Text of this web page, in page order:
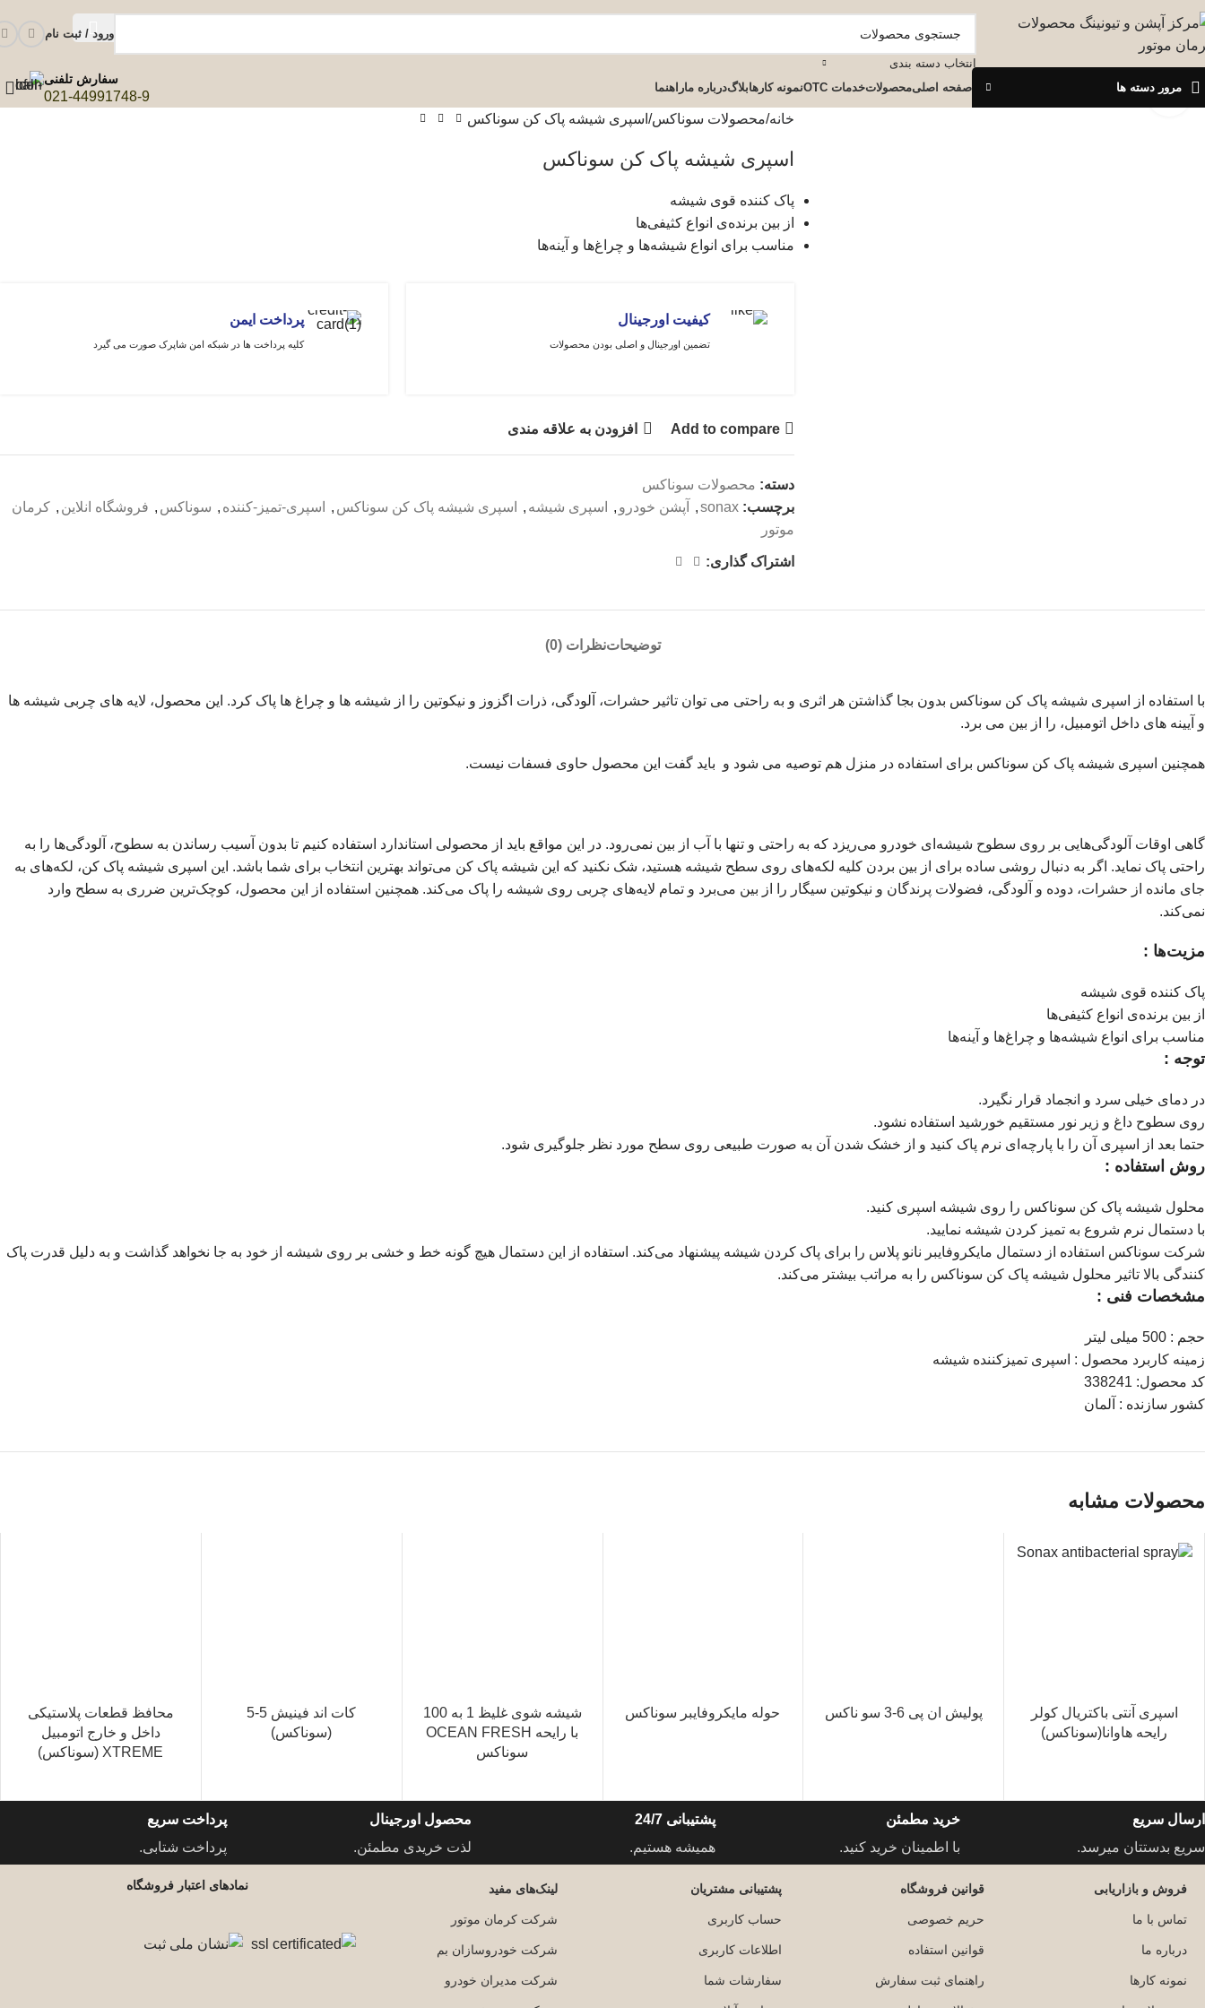
انتخاب دسته بندی
ورود / ثبت نام
مرور دسته ها صفحه اصلیمحصولاتخدمات OTC نمونه کارهابلاگدرباره ماراهنما
سفارش تلفنی
021-44991748-9 برای بزرگنمایی کلیک کنید
خانه محصولات سوناکس اسپری شیشه پاک کن سوناکس
اسپری شیشه پاک کن سوناکس
پاک کننده قوی شیشه
از بین برنده‌ی انواع کثیفی‌ها
مناسب برای انواع شیشه‌ها و چراغ‌ها و آینه‌ها
کیفیت اورجینال
تضمین اورجینال و اصلی بودن محصولات
پرداخت ایمن
کلیه پرداخت ها در شبکه امن شاپرک صورت می گیرد
Add to compare افزودن به علاقه مندی
دسته: محصولات سوناکس
برچسب: sonax
, آپشن خودرو , اسپری شیشه , اسپری شیشه پاک کن سوناکس , اسپری-تمیز-کننده , سوناکس , فروشگاه انلاین , کرمان
موتور
اشتراک گذاری:
توضیحاتنظرات (0)
با استفاده از اسپری شیشه پاک کن سوناکس بدون بجا گذاشتن هر اثری و به راحتی می توان تاثیر حشرات، آلودگی، ذرات اگزوز و نیکوتین را از شیشه ها و چراغ ها پاک کرد. این محصول، لایه های چربی شیشه ها
و آیینه های داخل اتومبیل، را از بین می برد.
همچنین اسپری شیشه پاک کن سوناکس برای استفاده در منزل هم توصیه می شود و باید گفت این محصول حاوی فسفات نیست.
گاهی اوقات آلودگی‌هایی بر روی سطوح شیشه‌ای خودرو می‌ریزد که به راحتی و تنها با آب از بین نمی‌رود. در این مواقع باید از محصولی استاندارد استفاده کنیم تا بدون آسیب رساندن به سطوح، آلودگی‌ها را به
راحتی پاک نماید. اگر به دنبال روشی ساده برای از بین بردن کلیه لکه‌های روی سطح شیشه هستید، شک نکنید که این شیشه پاک کن می‌تواند بهترین انتخاب برای شما باشد. این اسپری شیشه پاک کن، لکه‌های به
جای مانده از حشرات، دوده و آلودگی، فضولات پرندگان و نیکوتین سیگار را از بین می‌برد و تمام لایه‌های چربی روی شیشه را پاک می‌کند. همچنین استفاده از این محصول، کوچک‌ترین ضرری به سطح وارد
نمی‌کند.
مزیت‌ها :
پاک کننده قوی شیشه
از بین برنده‌ی انواع کثیفی‌ها
مناسب برای انواع شیشه‌ها و چراغ‌ها و آینه‌ها
توجه :
در دمای خیلی سرد و انجماد قرار نگیرد.
روی سطوح داغ و زیر نور مستقیم خورشید استفاده نشود.
حتما بعد از اسپری آن را با پارچه‌ای نرم پاک کنید و از خشک شدن آن به صورت طبیعی روی سطح مورد نظر جلوگیری شود.
روش استفاده :
محلول شیشه پاک کن سوناکس را روی شیشه اسپری کنید.
با دستمال نرم شروع به تمیز کردن شیشه نمایید.
شرکت سوناکس استفاده از دستمال مایکروفایبر نانو پلاس را برای پاک کردن شیشه پیشنهاد می‌کند. استفاده از این دستمال هیچ گونه خط و خشی بر روی شیشه از خود به جا نخواهد گذاشت و به دلیل قدرت پاک
کنندگی بالا تاثیر محلول شیشه پاک کن سوناکس را به مراتب بیشتر می‌کند.
مشخصات فنی :
حجم : 500 میلی لیتر
زمینه کاربرد محصول : اسپری تمیزکننده شیشه
کد محصول: 338241
کشور سازنده : آلمان
محصولات مشابه
اسپری آنتی باکتریال کولر
رایحه هاوانا(سوناکس)
پولیش ان پی 6-3 سو ناکس حوله مایکروفایبر سوناکس
شیشه شوی غلیظ 1 به 100
با رایحه OCEAN FRESH
سوناکس
کات اند فینیش 5-5
(سوناکس)
محافظ قطعات پلاستیکی
داخل و خارج اتومبیل
XTREME (سوناکس)
ارسال سریع
سریع بدستتان میرسد.
خرید مطمئن
با اطمینان خرید کنید.
پشتیبانی 24/7
همیشه هستیم.
محصول اورجینال
لذت خریدی مطمئن.
پرداخت سریع
پرداخت شتابی.
فروش و بازاریابی
تماس با ما
درباره ما
نمونه کارها
قوانین فروشگاه
حریم خصوصی
قوانین استفاده
راهنمای ثبت سفارش
پشتیبانی مشتریان
حساب کاربری
اطلاعات کاربری
سفارشات شما
لینک‌های مفید
شرکت کرمان موتور
شرکت خودروسازان بم
شرکت مدیران خودرو
نمادهای اعتبار فروشگاه